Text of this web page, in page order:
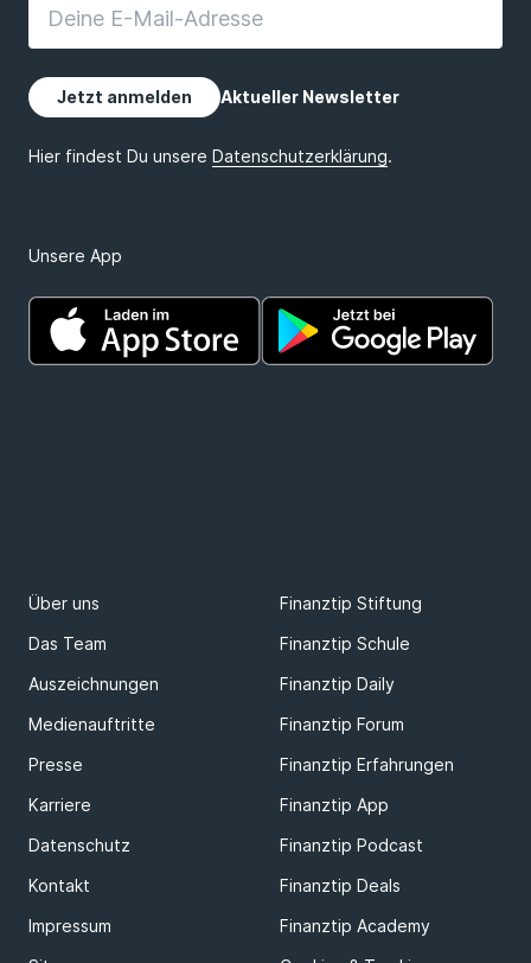
Unsere App
Über uns
Finanztip Stiftung
Das Team
Finanztip Schule
Auszeichnungen
Finanztip Daily
Medienauftritte
Finanztip Forum
Presse
Finanztip Erfahrungen
Karriere
Finanztip App
Datenschutz
Finanztip Podcast
Kontakt
Finanztip Deals
Impressum
Finanztip Academy